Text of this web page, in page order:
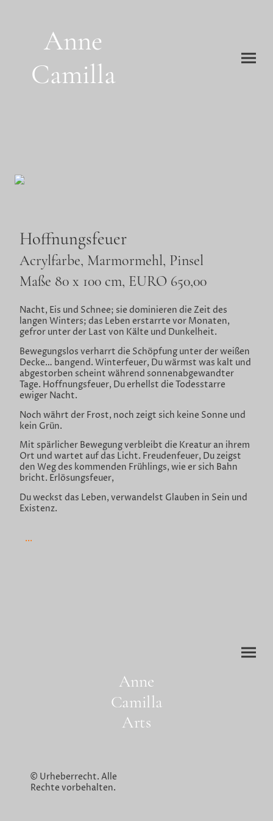
Anne
Camilla
Hoffnungsfeuer
Acrylfarbe, Marmormehl, Pinsel
Maße 80 x 100 cm, EURO 650,00
Nacht, Eis und Schnee; sie dominieren die Zeit des
langen Winters; das Leben erstarrte vor Monaten,
gefror unter der Last von Kälte und Dunkelheit.
Bewegungslos verharrt die Schöpfung unter der weißen
Decke… bangend. Winterfeuer, Du wärmst was kalt und
abgestorben scheint während sonnenabgewandter
Tage. Hoffnungsfeuer, Du erhellst die Todesstarre
ewiger Nacht.
Noch währt der Frost, noch zeigt sich keine Sonne und
kein Grün.
Mit spärlicher Bewegung verbleibt die Kreatur an ihrem
Ort und wartet auf das Licht. Freudenfeuer, Du zeigst
den Weg des kommenden Frühlings, wie er sich Bahn
bricht. Erlösungsfeuer,
Du weckst das Leben, verwandelst Glauben in Sein und
Existenz.
...
Anne
Camilla
Arts
© Urheberrecht. Alle
Rechte vorbehalten.